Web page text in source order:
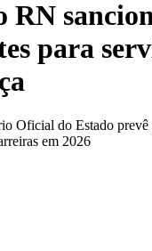
RN
para
Oficial do Estado prevê
em 2026